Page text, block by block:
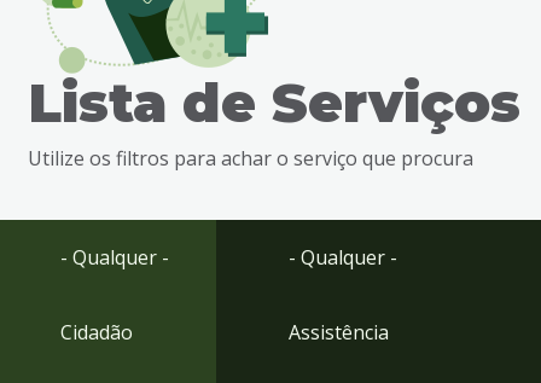
busca
Ir
Lista de Serviços
Utilize os filtros para achar o serviço que procura
- Qualquer -
Cidadão
- Qualquer -
Assistência